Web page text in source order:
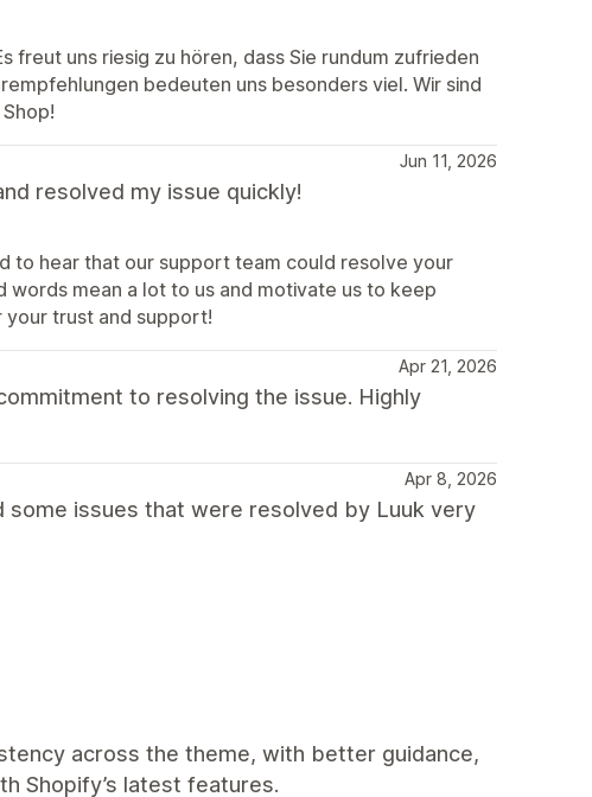
freut uns riesig zu hören, dass Sie rundum zufrieden
bedeuten uns besonders viel. Wir sind
Jun 11, 2026
resolved my issue quickly!
to hear that our support team could resolve your
words mean a lot to us and motivate us to keep
trust and support!
Apr 21, 2026
to resolving the issue. Highly
Apr 8, 2026
some issues that were resolved by Luuk very
across the theme, with better guidance,
Shopify’s latest features.